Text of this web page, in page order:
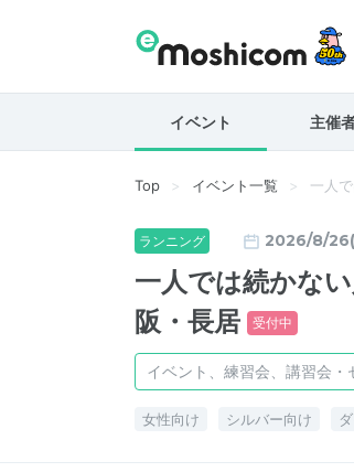
イベント 主催
Top イベント一覧 一人
ランニング 2026/8/
一人では続かな
阪・長居
受付中
イベント、練習会、講習会・
女性向け シルバー向け